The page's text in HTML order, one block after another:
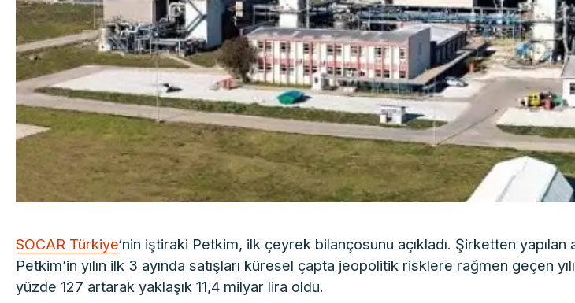
SOCAR Türkiye‘nin iştiraki Petkim, ilk çeyrek bilançosunu açıkladı. Şirketten yapılan
Petkim’in yılın ilk 3 ayında satışları küresel çapta jeopolitik risklere rağmen geçen
yüzde 127 artarak yaklaşık 11,4 milyar lira oldu.